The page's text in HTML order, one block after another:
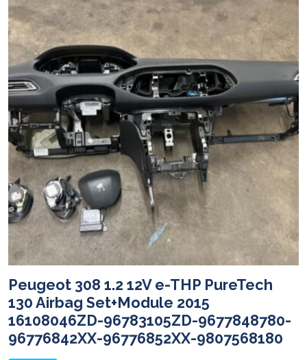
Peugeot 308 1.2 12V e-THP PureTech
130 Airbag Set+Module 2015
16108046ZD-96783105ZD-9677848780-
96776842XX-96776852XX-9807568180